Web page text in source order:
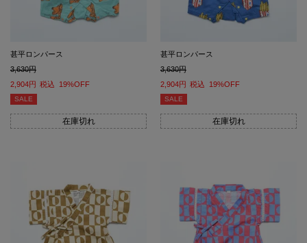
甚平ロンパース
3,630
2,904
税込 19%OFF
SALE
在庫切れ
甚平ロンパース
3,630
2,904
税込 19%OFF
SALE
在庫切れ